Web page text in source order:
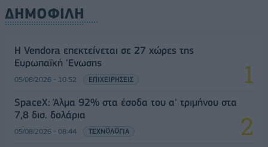
ΔΗΜΟΦΙΛΗ
Η Vendora επεκτείνεται σε 27 χώρες της
Ευρωπαϊκή 'Ενωσης
05/08/2026 - 10:52 ΕΠΙΧΕΙΡΗΣΕΙΣ
SpaceX: Άλμα 92% στα έσοδα του α' τριμήνου στα
7,8 δισ. δολάρια
05/08/2026 - 08:44 ΤΕΧΝΟΛΟΓΙΑ